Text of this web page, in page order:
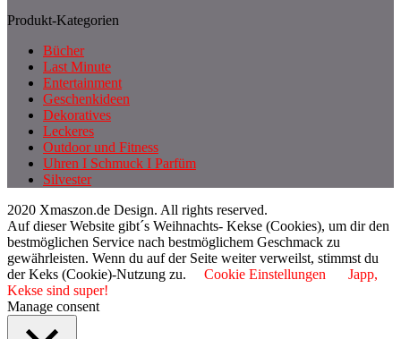
Produkt-Kategorien
Bücher
Last Minute
Entertainment
Geschenkideen
Dekoratives
Leckeres
Outdoor und Fitness
Uhren I Schmuck I Parfüm
Silvester
2020 Xmaszon.de Design. All rights reserved.
Auf dieser Website gibt´s Weihnachts- Kekse (Cookies), um dir den
bestmöglichen Service nach bestmöglichem Geschmack zu
gewährleisten. Wenn du auf der Seite weiter verweilst, stimmst du
der Keks (Cookie)-Nutzung zu.
Cookie Einstellungen
Japp,
Kekse sind super!
Manage consent